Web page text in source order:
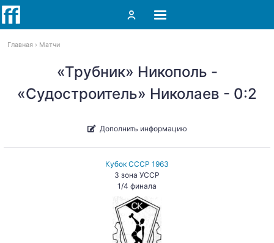
Главная Матчи
«Трубник» Никополь -
«Судостроитель» Николаев - 0:2
Дополнить информацию
Кубок СССР 1963
3 зона УССР
1/4 финала